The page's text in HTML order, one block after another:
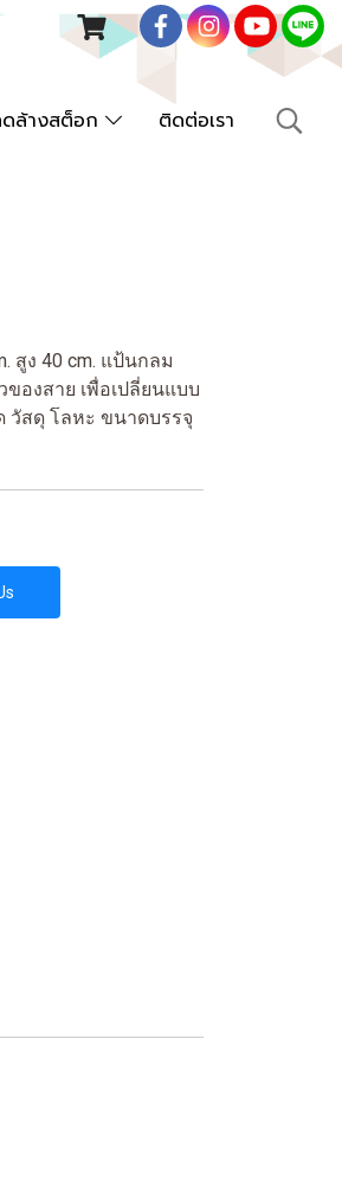
ดล้างสต็อก ติดต่อเรา
สูง 40 cm. แป้นกลม
องสาย เพื่อเปลี่ยนแบบ
วัสดุ โลหะ ขนาดบรรจุ